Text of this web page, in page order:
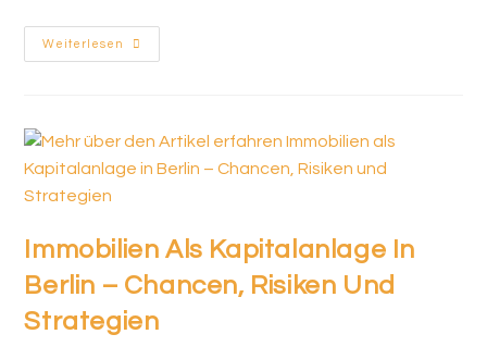
Weiterlesen
Immobilien Als Kapitalanlage In
Berlin – Chancen, Risiken Und
Strategien